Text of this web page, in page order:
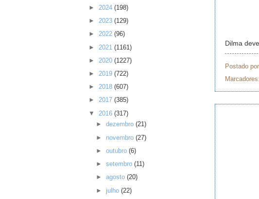
Dilma
Postado por
Marcadores:
► 2024 (198)
► 2023 (129)
► 2022 (96)
► 2021 (1161)
► 2020 (1227)
► 2019 (722)
► 2018 (607)
► 2017 (385)
▼ 2016 (317)
►dezembro(21)
► novembro(27)
►outubro(6)
►setembro(11)
►agosto(20)
► julho(22)